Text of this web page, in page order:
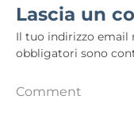
Lascia un
Il tuo indirizzo email
obbligatori sono
Comment